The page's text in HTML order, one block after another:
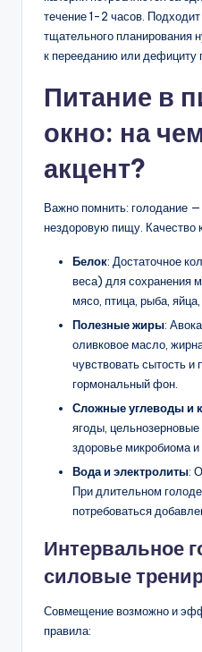
течение 1-2 часов.
тщательного планирования
к перееданию или дефициту
Питание в
окно: на
акцент?
Важно помнить: голодание —
нездоровую пищу. Качество
Белок: Достаточное
веса) для сохранения
мясо, птица, рыба, яйца,
Полезные жиры:
оливковое масло,
чувствовать сытость
гормональный фон.
Сложные углеводы и
ягоды,
здоровье микробиома
Вода и электролиты:
При длительном
потребоваться
Интервальное
силовые
Совмещение возможно и
правила: